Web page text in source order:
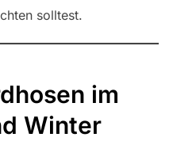
solltest.
im
Winter